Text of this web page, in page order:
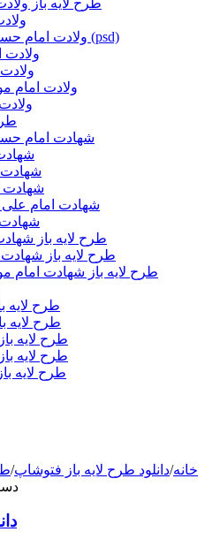
ولادت امام حسن عسکری (psd)
ولادت امام
شهادت امام
شهادت
شهادت
شهادت امام
طرح لایه باز
طرح لایه باز
طرح لایه باز شهادت امام
طرح لایه
طرح لایه
طرح لایه
طرح لایه
طرح لایه
خانه/دانلود طرح لایه باز فتوشاپ/